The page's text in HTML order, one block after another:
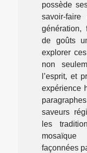
possède
savoir-
génération,
de goûts
explorer
non
l’esprit, et
expérience
saveurs
les
façonnées